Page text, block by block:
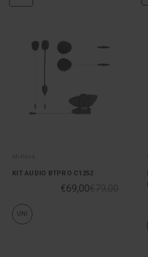
KIT AUDIO BTPRO C1252
€69,00
UNI